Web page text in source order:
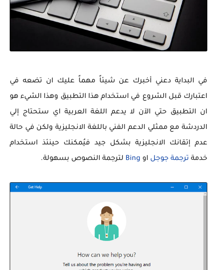
في البداية دعني أخبرك عن شيئاً مهماً عليك ان تضعه في
اعتبارك قبل الشروع في استخدام هذا التطبيق وهذا الشيء هو
ان التطبيق حتي الآن لا يدعم اللغة العربية اي ستحتاج إلي
الدردشة مع ممثلي الدعم الفني باللغة الانجليزية ولكن في حالة
عدم إتقانك الانجليزية بشكل جيد فيُمكنك حينئذ استخدام
خدمة ترجمة جوجل او Bing لترجمة النصوص بسهولة.